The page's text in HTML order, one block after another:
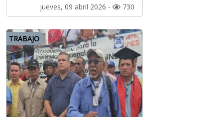
jueves, 09 abril 2026 - 730
TRABAJO